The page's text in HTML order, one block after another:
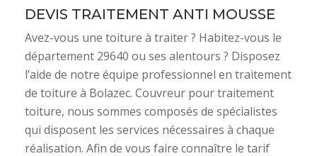
DEVIS TRAITEMENT ANTI MOUSSE
Avez-vous une toiture à traiter ? Habitez-vous le
département 29640 ou ses alentours ? Disposez
l’aide de notre équipe professionnel en traitement
de toiture à Bolazec. Couvreur pour traitement
toiture, nous sommes composés de spécialistes
qui disposent les services nécessaires à chaque
réalisation. Afin de vous faire connaître le tarif